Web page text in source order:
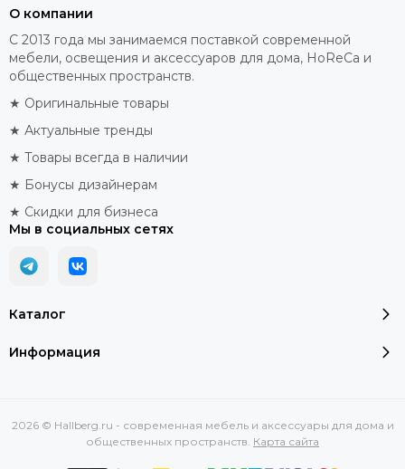
Каталог
Информация
О компании
С 2013 года мы занимаемся поставкой современной
мебели, освещения и аксессуаров для дома, HoReCa и
общественных пространств.
★ Оригинальные товары
★ Актуальные тренды
★ Товары всегда в наличии
★ Бонусы дизайнерам
★ Скидки для бизнеса
Мы в социальных сетях
2026 © Hallberg.ru - современная мебель и аксессуары для дома и
общественных пространств. Карта сайта